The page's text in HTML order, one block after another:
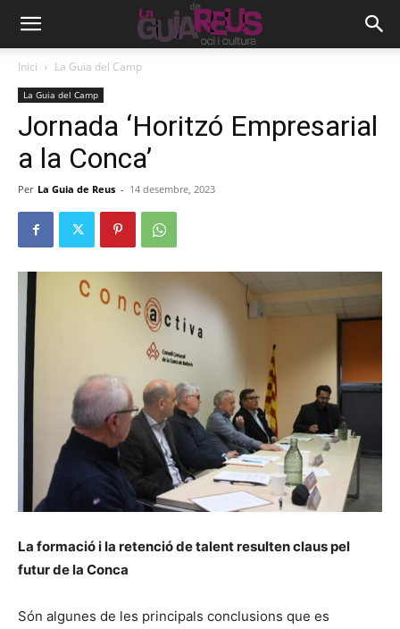
Inici La Guia del Camp
La Guia del Camp
Jornada ‘Horitzó Empresarial
a la Conca’
Per La Guia de Reus - 14 desembre, 2023
La formació i la retenció de talent resulten claus pel
futur de la Conca
Són algunes de les principals conclusions que es